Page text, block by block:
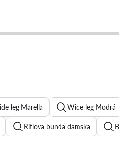
leg Marella Wide leg Modrá
Riflova bunda damska